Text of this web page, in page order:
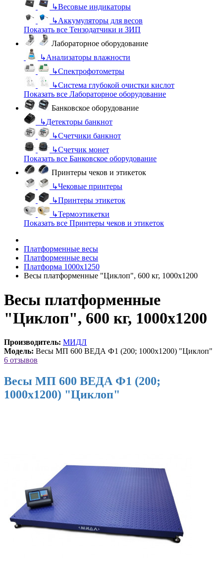
↳Весовые индикаторы
↳Аккумуляторы для весов
Показать все Тензодатчики и ЗИП
Лабораторное оборудование
↳Анализаторы влажности
↳Спектрофотометры
↳Система глубокой очистки кислот
Показать все Лабораторное оборудование
Банковское оборудование
↳Детекторы банкнот
↳Счетчики банкнот
↳Счетчик монет
Показать все Банковское оборудование
Принтеры чеков и этикеток
↳Чековые принтеры
↳Принтеры этикеток
↳Термоэтикетки
Показать все Принтеры чеков и этикеток
Платформенные весы
Платформенные весы
Платформа 1000х1250
Весы платформенные "Циклоп", 600 кг, 1000х1200
Весы платформенные
"Циклоп", 600 кг, 1000х1200
Производитель: МИДЛ
Модель: Весы МП 600 ВЕДА Ф1 (200; 1000х1200) "Циклоп"
6 отзывов
Весы МП 600 ВЕДА Ф1 (200;
1000х1200) "Циклоп"